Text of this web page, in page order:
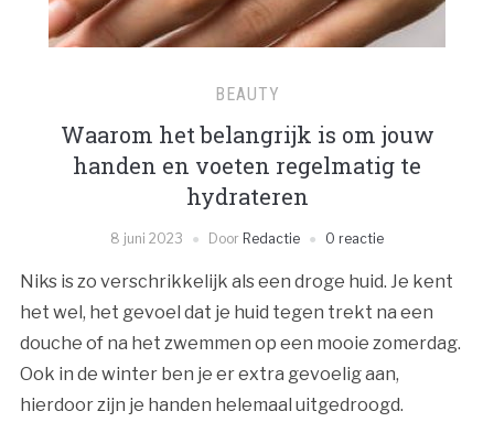
BEAUTY
Waarom het belangrijk is om jouw
handen en voeten regelmatig te
hydrateren
8 juni 2023 Door Redactie 0 reactie
Niks is zo verschrikkelijk als een droge huid. Je kent
het wel, het gevoel dat je huid tegen trekt na een
douche of na het zwemmen op een mooie zomerdag.
Ook in de winter ben je er extra gevoelig aan,
hierdoor zijn je handen helemaal uitgedroogd.